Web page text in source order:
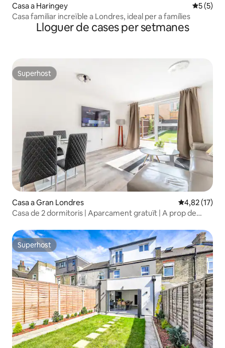
Casa a Haringey 5 de
5 (5)
Casa familiar increïble a Londres, ideal per a famílies
Lloguer de cases per setmanes
Superhost
Superhost
Casa a Gran Londres 4,82 de
4,82 (17)
Casa de 2 dormitoris | Aparcament gratuït | A prop de
Superhost
Superhost